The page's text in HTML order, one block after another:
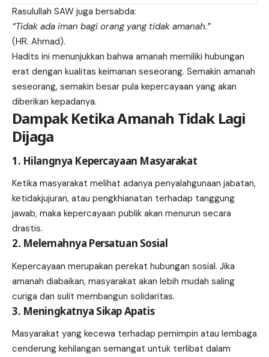
Rasulullah SAW juga bersabda:
“Tidak ada iman bagi orang yang tidak amanah.”
(HR. Ahmad).
Hadits ini menunjukkan bahwa amanah memiliki hubungan
erat dengan kualitas keimanan seseorang. Semakin amanah
seseorang, semakin besar pula kepercayaan yang akan
diberikan kepadanya.
Dampak Ketika Amanah Tidak Lagi
Dijaga
1. Hilangnya Kepercayaan Masyarakat
Ketika masyarakat melihat adanya penyalahgunaan jabatan,
ketidakjujuran, atau pengkhianatan terhadap tanggung
jawab, maka kepercayaan publik akan menurun secara
drastis.
2. Melemahnya Persatuan Sosial
Kepercayaan merupakan perekat hubungan sosial. Jika
amanah diabaikan, masyarakat akan lebih mudah saling
curiga dan sulit membangun solidaritas.
3. Meningkatnya Sikap Apatis
Masyarakat yang kecewa terhadap pemimpin atau lembaga
cenderung kehilangan semangat untuk terlibat dalam